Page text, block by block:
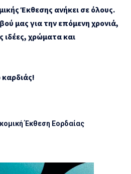
Έκθεσης ανήκει σε όλους.
μας για την επόμενη χρονιά,
ιδέες, χρώματα και
Έκθεση Εορδαίας